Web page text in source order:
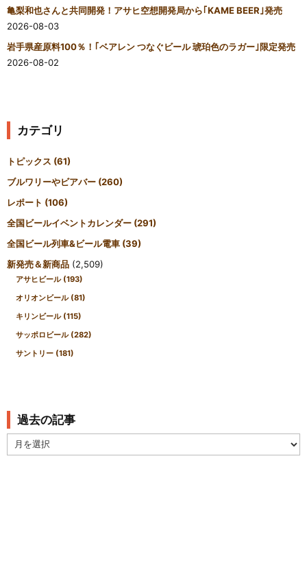
亀梨和也さんと共同開発！アサヒ空想開発局から｢KAME BEER｣発売
2026-08-03
岩手県産原料100％！｢ベアレン つなぐビール 琥珀色のラガー｣限定発売
2026-08-02
カテゴリ
トピックス (61)
ブルワリーやビアバー (260)
レポート (106)
全国ビールイベントカレンダー (291)
全国ビール列車&ビール電車 (39)
新発売＆新商品 (2,509)
アサヒビール (193)
オリオンビール (81)
キリンビール (115)
サッポロビール (282)
サントリー (181)
過去の記事
去